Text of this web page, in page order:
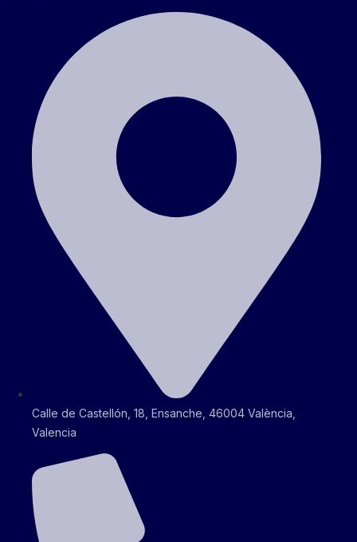
Calle de Castellón, 18, Ensanche, 46004 València,
Valencia